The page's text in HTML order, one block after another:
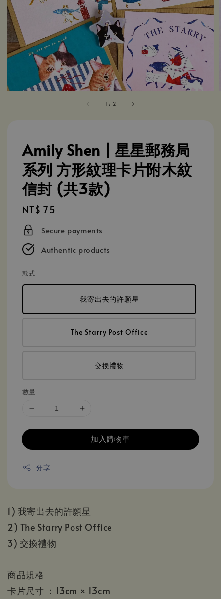
1 / 2
Amily Shen | 星星郵務局
系列 方形紋理卡片附木紋
信封 (共3款)
Regular
price
NT$ 75
Secure payments
Authentic products
款式
我寄出去的許願星
The Starry Post Office
交換禮物
數量
加入購物車
分享
1) 我寄出去的許願星
2) The Starry Post Office
3) 交換禮物
商品規格
卡片尺寸 ：13cm × 13cm